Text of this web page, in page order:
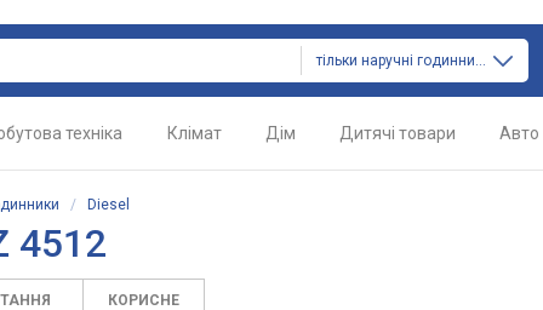
тільки наручні годинники
техніка Клімат Дім Дитячі товари Авто
/ Diesel
4512
КОРИСНЕ